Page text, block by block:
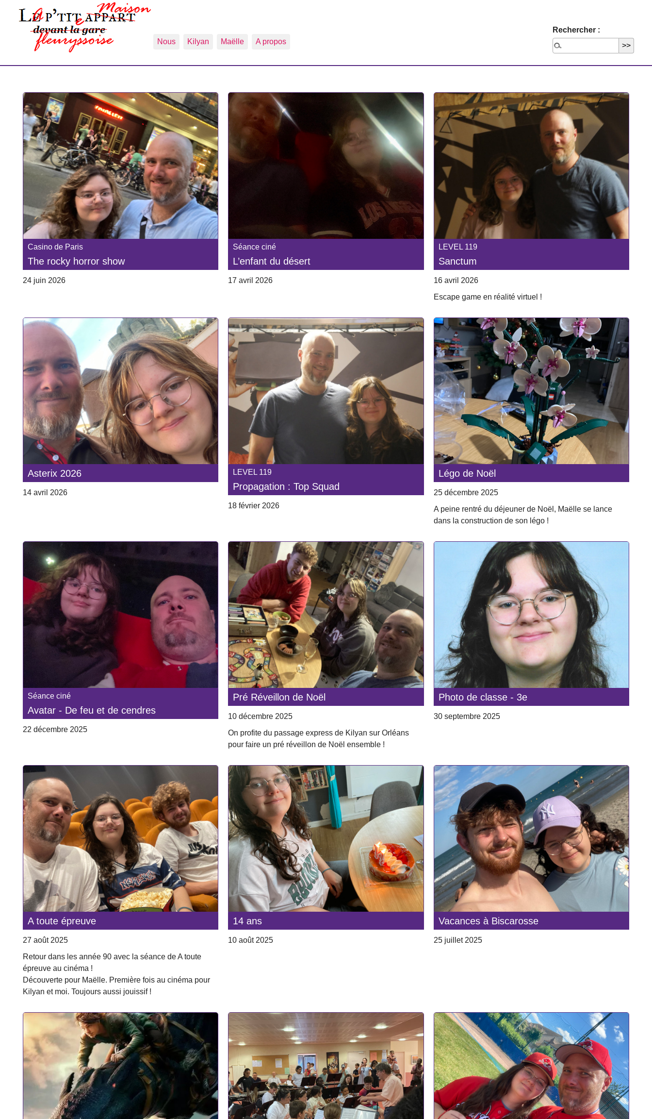
Nous Kilyan Maëlle A propos
Rechercher :
Casino de Paris
The rocky horror show
24 juin 2026
Séance ciné
L’enfant du désert
17 avril 2026
LEVEL 119
Sanctum
16 avril 2026
Escape game en réalité virtuel !
Asterix 2026
14 avril 2026
LEVEL 119
Propagation : Top Squad
18 février 2026
Légo de Noël
25 décembre 2025
A peine rentré du déjeuner de Noël, Maëlle se lance
dans la construction de son légo !
Séance ciné
Avatar - De feu et de cendres
22 décembre 2025
Pré Réveillon de Noël
10 décembre 2025
On profite du passage express de Kilyan sur Orléans
pour faire un pré réveillon de Noël ensemble !
Photo de classe - 3e
30 septembre 2025
A toute épreuve
27 août 2025
Retour dans les année 90 avec la séance de A toute
épreuve au cinéma !
Découverte pour Maëlle. Première fois au cinéma pour
Kilyan et moi. Toujours aussi jouissif !
14 ans
10 août 2025
Vacances à Biscarosse
25 juillet 2025